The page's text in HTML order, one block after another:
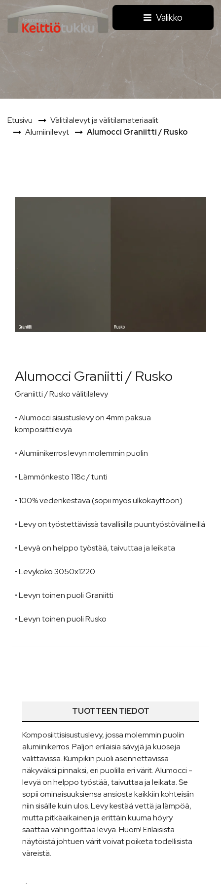
Siirry pääsisältöön
Valikko
Etusivu
Välitilalevyt ja välitilamateriaalit
Alumiinilevyt
Alumocci Graniitti / Rusko
Alumocci Graniitti / Rusko
Graniitti / Rusko välitilalevy
• Alumocci sisustuslevy on 4mm paksua
komposiittilevyä
• Alumiinikerros levyn molemmin puolin
• Lämmönkesto 118c / tunti
• 100% vedenkestävä (sopii myös ulkokäyttöön)
• Levy on työstettävissä tavallisilla puuntyöstövälineillä
• Levyä on helppo työstää, taivuttaa ja leikata
• Levykoko 3050x1220
• Levyn toinen puoli Graniitti
• Levyn toinen puoli Rusko
TUOTTEEN TIEDOT
Komposiittisisustuslevy, jossa molemmin puolin
alumiinikerros. Paljon erilaisia sävyjä ja kuoseja
valittavissa. Kumpikin puoli asennettavissa
näkyväksi pinnaksi, eri puolilla eri värit. Alumocci -
levyä on helppo työstää, taivuttaa ja leikata. Se
sopii ominaisuuksiensa ansiosta kaikkiin kohteisiin
niin sisälle kuin ulos. Levy kestää vettä ja lämpöä,
mutta pitkäaikainen ja erittäin kuuma höyry
saattaa vahingoittaa levyä. Huom! Erilaisista
näytöistä johtuen värit voivat poiketa todellisista
väreistä.